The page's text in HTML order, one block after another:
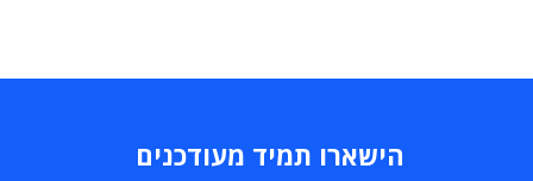
הישארו תמיד מעודכנים